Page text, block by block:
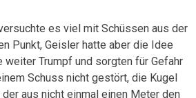
es viel mit Schüssen aus der
Punkt, Geisler hatte aber die Idee
Trumpf und sorgten für Gefahr
Schuss nicht gestört, die Kugel
aus nicht einmal einen Meter den